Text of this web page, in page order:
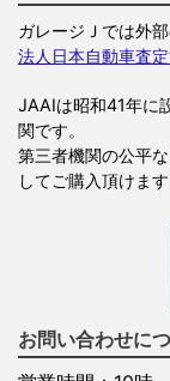
ガレージＪでは外
法人日本自動車査定
JAAIは昭和41年に
関です。
第三者機関の公平
してご購入頂けます
お問い合わせに